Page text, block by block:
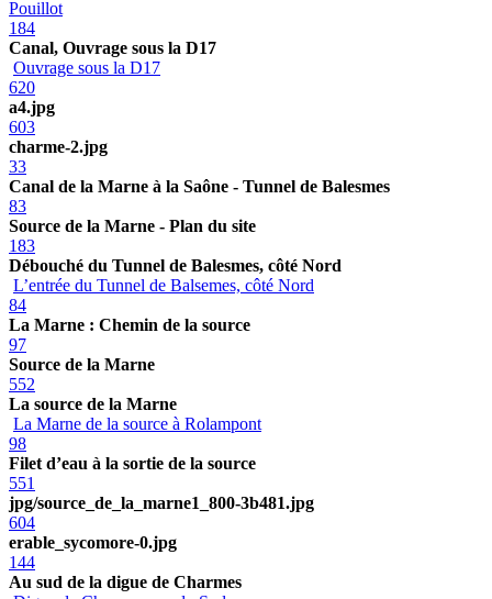
Pouillot
184
Canal, Ouvrage sous la D17
Ouvrage sous la D17
620
a4.jpg
603
charme-2.jpg
33
Canal de la Marne à la Saône - Tunnel de Balesmes
83
Source de la Marne - Plan du site
183
Débouché du Tunnel de Balesmes, côté Nord
L’entrée du Tunnel de Balsemes, côté Nord
84
La Marne : Chemin de la source
97
Source de la Marne
552
La source de la Marne
La Marne de la source à Rolampont
98
Filet d’eau à la sortie de la source
551
jpg/source_de_la_marne1_800-3b481.jpg
604
erable_sycomore-0.jpg
144
Au sud de la digue de Charmes